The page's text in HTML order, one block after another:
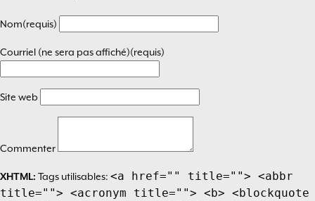
l’article
Nom(requis)
Courriel (ne sera pas affiché)(requis)
Site web
Commenter
XHTML: Tags utilisables: <a href="" title=""> <abbr
title=""> <acronym title=""> <b> <blockquote